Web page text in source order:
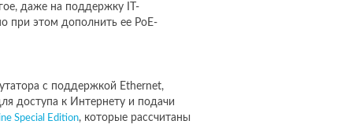
даже на поддержку IT-
при этом дополнить ее PoE-
с поддержкой Ethernet,
доступа к Интернету и подачи
Special Edition, которые рассчитаны